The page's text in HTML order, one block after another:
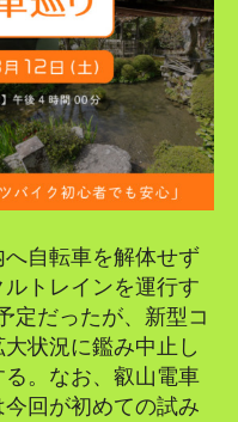
自転車を解体せず
トレインを運行す
定だったが、新型コ
状況に鑑み中止し
。なお、叡山電車
回が初めての試み